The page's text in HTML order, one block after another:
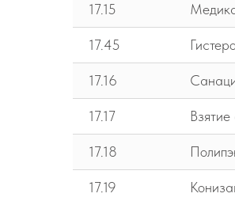
17.15
17.45
17.16
17.17
17.18
17.19